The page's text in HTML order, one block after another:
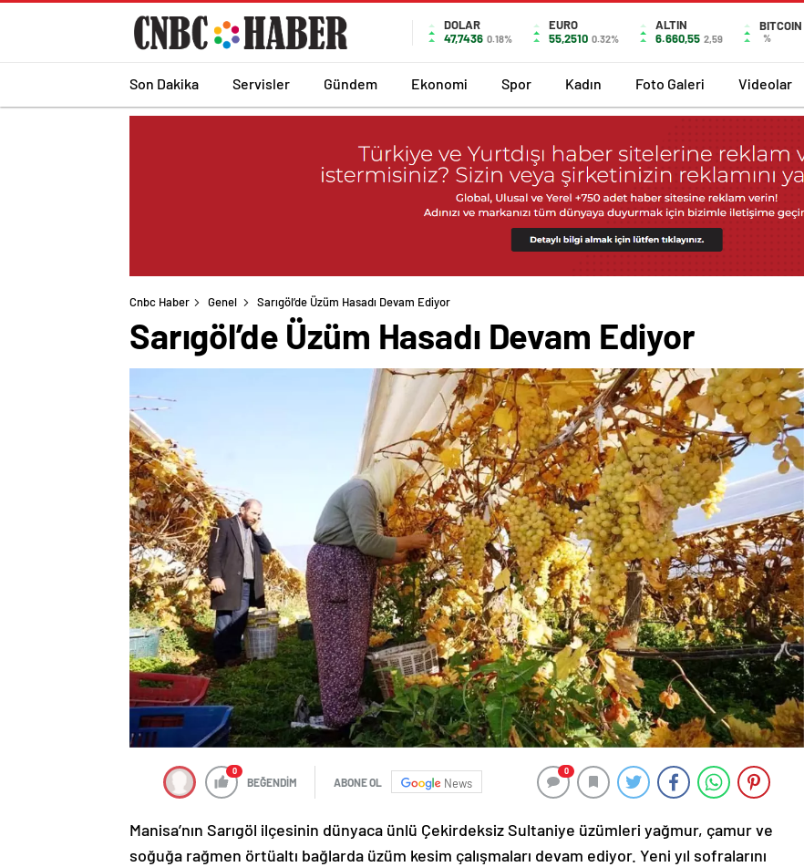
DOLAR
47,7436 0.18%
EURO
55,2510 0.32%
ALTIN
6.660,55 2,59
BITCOIN
%
Son Dakika Servisler Gündem Ekonomi Spor Kadın Foto Galeri Videolar
Cnbc Haber Genel Sarıgöl’de Üzüm Hasadı Devam Ediyor
Sarıgöl’de Üzüm Hasadı Devam Ediyor
0
BEĞENDİM ABONE OL News
0
Manisa’nın Sarıgöl ilçesinin dünyaca ünlü Çekirdeksiz Sultaniye üzümleri yağmur, çamur ve
soğuğa rağmen örtüaltı bağlarda üzüm kesim çalışmaları devam ediyor. Yeni yıl sofralarını